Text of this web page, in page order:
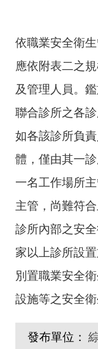
依職業安全衛
應依附表二之
及管理人員。
聯合診所之各
如各該診所負
體，僅由其一
一名工作場所
主管，尚難符
診所內部之安
家以上診所設
別置職業安全
設施等之安全衛
發布單位：